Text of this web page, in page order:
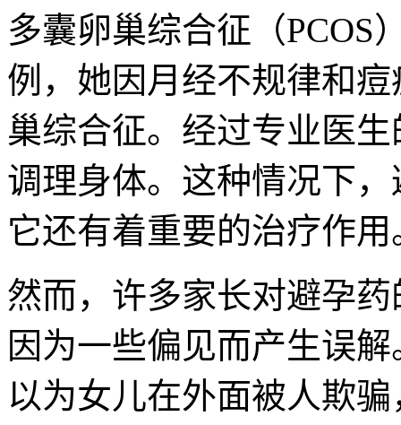
多囊卵巢综合征（PCOS
例，她因月经不规律和
巢综合征。经过专业医
调理身体。这种情况下
它还有着重要的治疗作用
然而，许多家长对避孕
因为一些偏见而产生误
以为女儿在外面被人欺